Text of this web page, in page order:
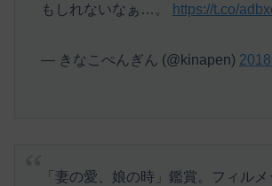
もしれないなぁ…。
https://t.co/
— きなこぺんぎん (@kinapen)
「妻の愛、娘の時」鑑賞。フィル